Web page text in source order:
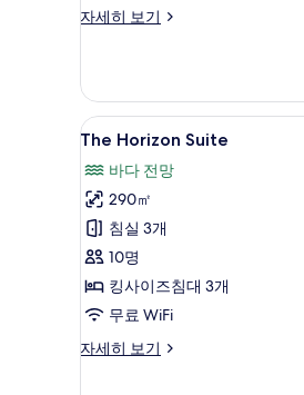
보
자세히 보기
The
자
세
히
기
The
Horizon
Suite
사
진
모
두
보
기
9
The Horizon Suite
바다 전망
290㎡
침실 3개
10명
킹사이즈침대 3개
무료 WiFi
자세히 보기
The